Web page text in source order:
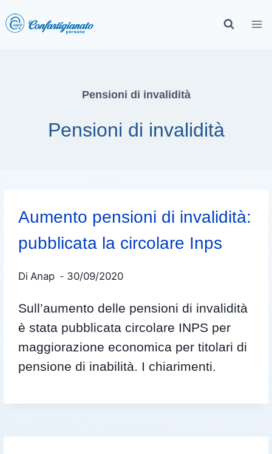
Pensioni di invalidità
Pensioni di invalidità
Aumento pensioni di invalidità:
pubblicata la circolare Inps
Di Anap 30/09/2020
Sull’aumento delle pensioni di invalidità
è stata pubblicata circolare INPS per
maggiorazione economica per titolari di
pensione di inabilità. I chiarimenti.